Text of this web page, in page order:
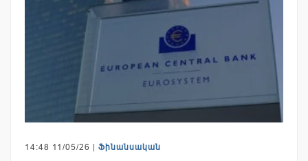
14:48 11/05/26 | Ֆինանսական